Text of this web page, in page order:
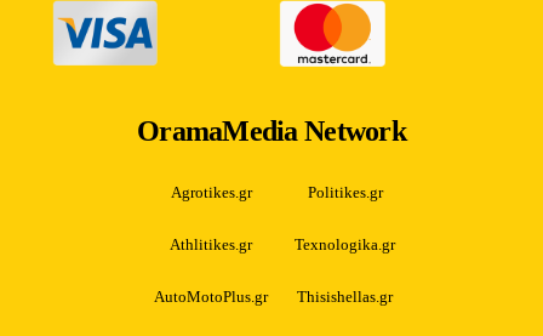
OramaMedia Network
Agrotikes.gr Politikes.gr
Athlitikes.gr Texnologika.gr
AutoMotoPlus.gr Thisishellas.gr